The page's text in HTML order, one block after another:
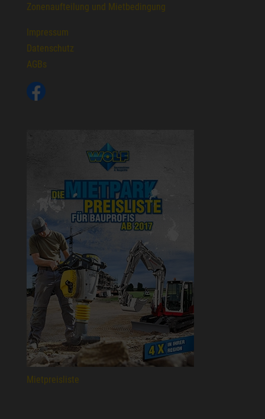
Zonenaufteilung und Mietbedingung
Impressum
Datenschutz
AGBs
Mietpreisliste